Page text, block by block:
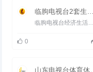
0